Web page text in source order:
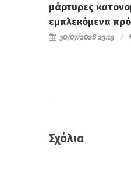
μάρτυρες
εμπλεκόμενα
30/07/2026 23:19
Σχόλια